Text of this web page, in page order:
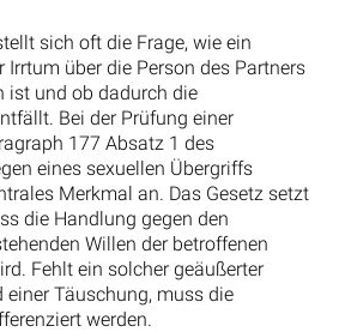
sich oft die Frage, wie ein
über die Person des Partners
ist und ob dadurch die
Bei der Prüfung einer
177 Absatz 1 des
eines sexuellen Übergriffs
Merkmal an. Das Gesetz setzt
die Handlung gegen den
Willen der betroffenen
Fehlt ein solcher geäußerter
Täuschung, muss die
werden.